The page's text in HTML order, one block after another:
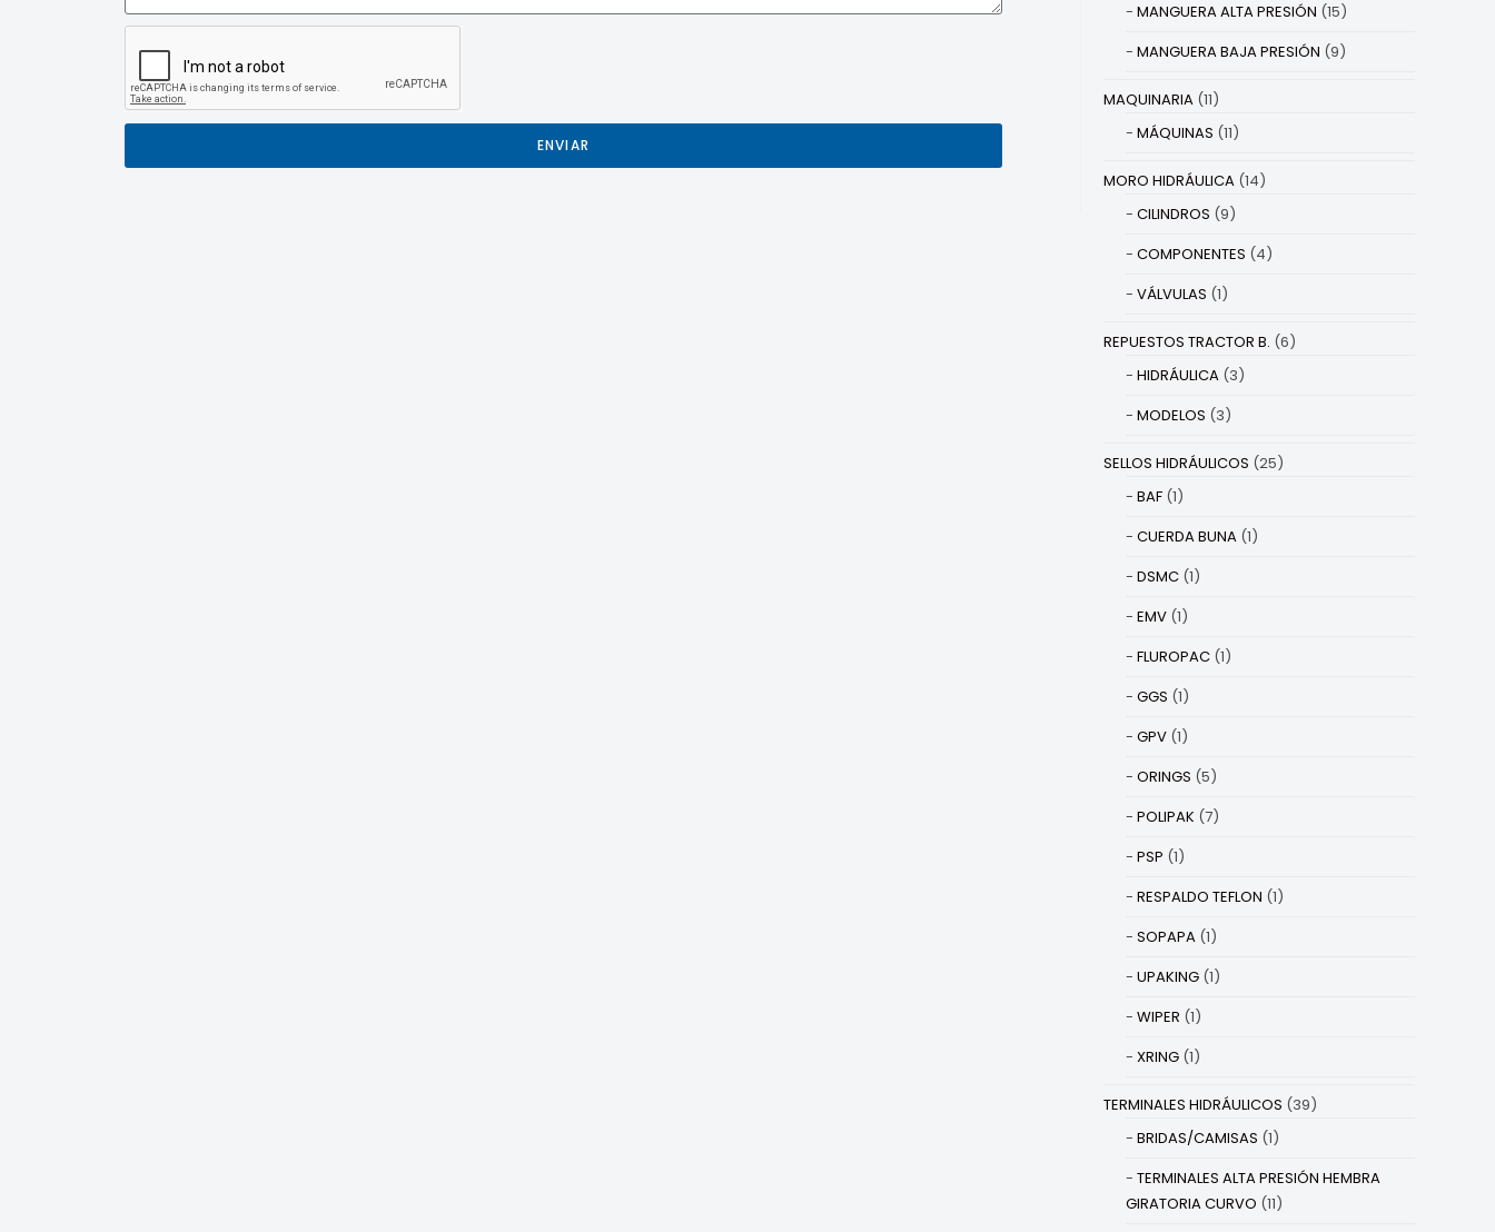
ENVIAR
MANGUERA ALTA PRESIÓN (15)
MANGUERA BAJA PRESIÓN (9)
MAQUINARIA (11)
MÁQUINAS (11)
MORO HIDRÁULICA (14)
CILINDROS (9)
COMPONENTES (4)
VÁLVULAS (1)
REPUESTOS TRACTOR B. (6)
HIDRÁULICA (3)
MODELOS (3)
SELLOS HIDRÁULICOS (25)
BAF (1)
CUERDA BUNA (1)
DSMC (1)
EMV (1)
FLUROPAC (1)
GGS (1)
GPV (1)
ORINGS (5)
POLIPAK (7)
PSP (1)
RESPALDO TEFLON (1)
SOPAPA (1)
UPAKING (1)
WIPER (1)
XRING (1)
TERMINALES HIDRÁULICOS (39)
BRIDAS/CAMISAS (1)
TERMINALES ALTA PRESIÓN HEMBRA
GIRATORIA CURVO (11)